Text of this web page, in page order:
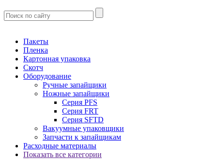
Пакеты
Пленка
Картонная упаковка
Скотч
Оборудование
Ручные запайщики
Ножные запайщики
Серия PFS
Серия FRT
Серия SFTD
Вакуумные упаковщики
Запчасти к запайщикам
Расходные материалы
Показать все категории